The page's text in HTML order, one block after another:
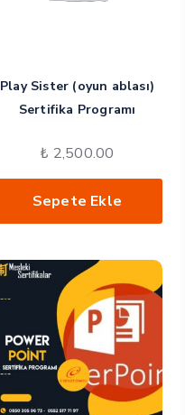
Play Sister (oyun ablası)
Sertifika Programı
₺ 2,500.00
Sepete Ekle